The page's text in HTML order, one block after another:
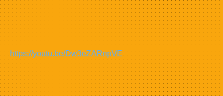
https://youtu.be/Dw3eZARnpVE